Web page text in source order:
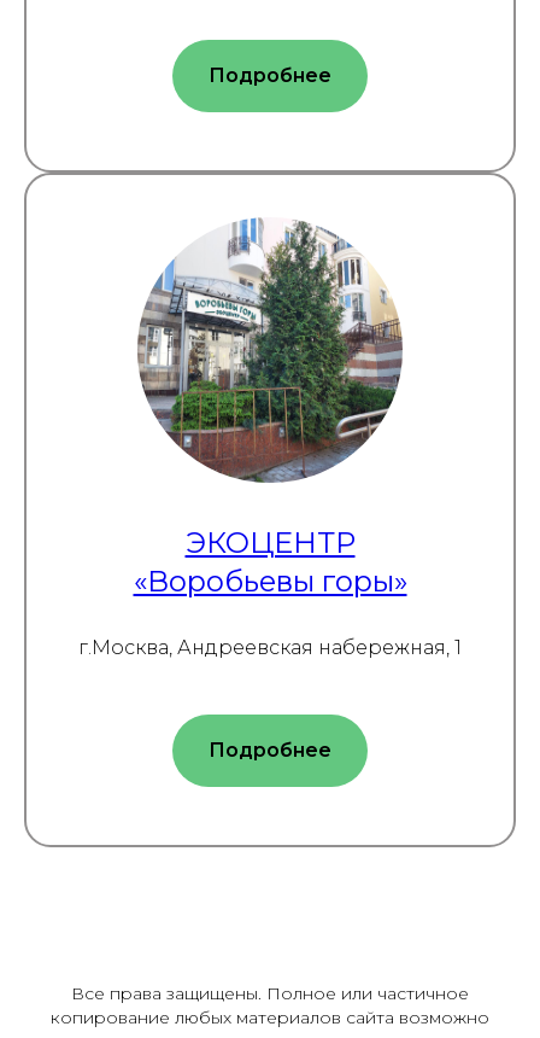
Подробнее
ЭКОЦЕНТР
«Воробьевы горы»
г.Москва, Андреевская набережная, 1
Подробнее
Все права защищены. Полное или частичное
копирование любых материалов сайта возможно